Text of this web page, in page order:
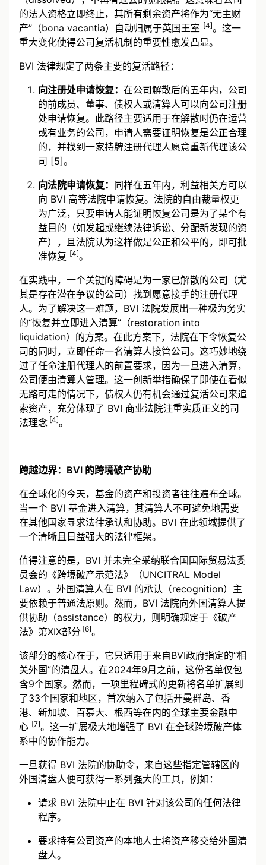
的法人资格立即终止，其所有剩余资产将作为“无主财
产”（bona vacantia）自动归属于英国王室 [4]。这一
重大变化使得公司复活机制的重要性愈发凸显。
BVI 法律规定了两条主要的复活路径：
向注册处申请恢复： 在公司解散后的五年内，公司
的前成员、董事、债权人或清算人可以向公司注册
处申请恢复。此路径主要适用于在解散时仍在运营
或有业务的公司，申请人需要证明恢复是公正合理
的，并找到一家持牌注册代理人愿意重新代理该公
司 [5]。
向法院申请恢复： 同样在五年内，利益相关方可以
向 BVI 高等法院申请恢复。法院的自由裁量权更
为广泛，只要申请人能证明恢复公司是为了某个有
益目的（如发起或继续法律诉讼、分配新发现的资
产），且法院认为这样做是公正和公平的，即可批
准恢复 [4]。
在实践中，一个关键的障碍是为一家已解散的公司（尤
其是存在潜在争议的公司）找到愿意接手的注册代理
人。为了解决这一难题，BVI 法院发展出一种极为务实
的“恢复并立即进入清算”（restoration into
liquidation）的方案。在此方案下，法院在下令恢复公
司的同时，立即任命一名清算人接管公司。这巧妙地绕
过了任命注册代理人的前置要求，因为一旦进入清算，
公司便由清算人管理。这一创新举措确保了即使在看似
无路可走的情况下，债权人仍有机会通过复活公司来追
索资产，充分体现了 BVI 商业法院注重实质正义的司
法理念 [4]。
跨越边界：BVI 的跨境破产协助
在全球化的今天，基金的资产和投资者往往遍布全球。
当一个 BVI 基金进入清算，其清算人不可避免地需要
在其他国家寻求法律承认和协助。BVI 在此领域提供了
一个清晰且日益强大的法律框架。
值得注意的是，BVI 并未完全采纳联合国国际贸易法委
员会的《跨境破产示范法》（UNCITRAL Model
Law）。外国清算人在 BVI 的承认（recognition）主
要依赖于普通法原则。然而，BVI 法院向外国清算人提
供协助（assistance）的权力，则明确规定于《破产
法》第XIX部分 [6]。
该部分的核心在于，它只适用于来自BVI政府指定的“相
关外国”的清盘人。在2024年9月之前，这份名单仅包
含9个国家。然而，一项里程碑式的更新将名单扩展到
了33个国家和地区，首次纳入了包括开曼群岛、香
港、新加坡、百慕大、根西等在内的全球主要金融中
心 [7]。这一扩展极大地增强了 BVI 在全球跨境破产体
系中的协作能力。
一旦获得 BVI 法院的协助令，来自这些指定管辖区的
外国清盘人便可获得一系列强大的工具，例如：
请求 BVI 法院中止在 BVI 针对该公司的任何法律
程序。
要求持有公司资产的本地人士将资产移交给外国清
盘人。